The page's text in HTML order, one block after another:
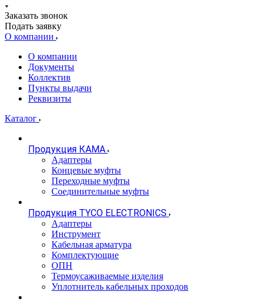
Заказать звонок
Подать заявку
О компании
О компании
Документы
Коллектив
Пункты выдачи
Реквизиты
Каталог
Продукция КАМА
Адаптеры
Концевые муфты
Переходные муфты
Соединительные муфты
Продукция TYCO ELECTRONICS
Адаптеры
Инструмент
Кабельная арматура
Комплектующие
ОПН
Термоусаживаемые изделия
Уплотнитель кабельных проходов